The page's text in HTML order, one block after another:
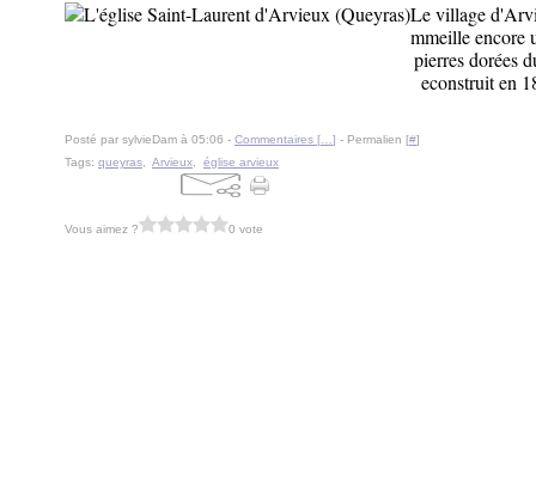
Le village
mmeille encore
pierres dorées
econstruit en
Posté par sylvieDam à 05:06 - Commentaires [ ] - Permalien [#]
Tags: queyras Arvieux église arvieux
Vous aimez ? 0 vote